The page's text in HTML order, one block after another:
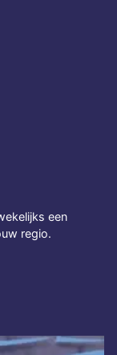
een
regio.